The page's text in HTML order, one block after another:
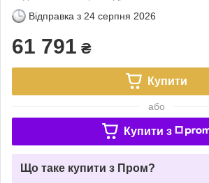
Відправка з 24 серпня 2026
61 791 ₴
Купити
або
Купити з
Що таке купити з Пром?